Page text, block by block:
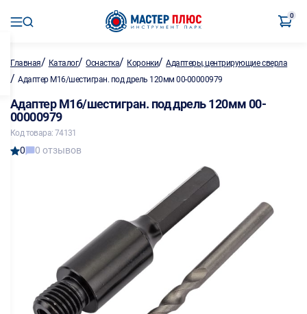
0
Главная/ Каталог/Оснастка/ Коронки/Адаптеры, центрирующие сверла
/ Адаптер M16/шестигран. под дрель 120мм 00-00000979
Адаптер M16/шестигран. под дрель 120мм 00-
00000979
Код товара: 74131
0 0 отзывов